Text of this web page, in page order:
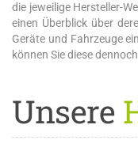
die jeweilige Hersteller-
einen Überblick über
Geräte und Fahrzeuge
können Sie diese
Unsere